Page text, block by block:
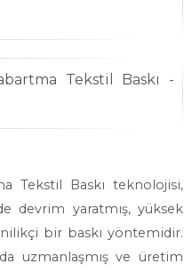
Tekstil Baskı teknolojisi,
devrim yaratmış, yüksek
bir baskı yöntemidir.
uzmanlaşmış ve üretim